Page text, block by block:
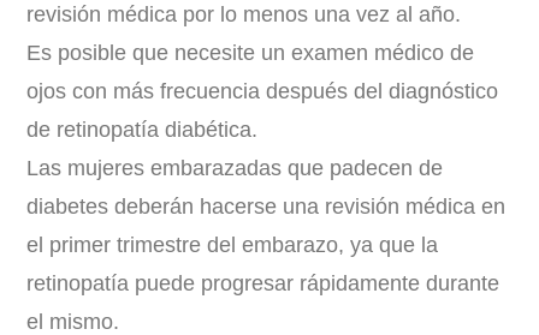
revisión médica por lo menos una vez al año.
Es posible que necesite un examen médico de
ojos con más frecuencia después del diagnóstico
de retinopatía diabética.
Las mujeres embarazadas que padecen de
diabetes deberán hacerse una revisión médica en
el primer trimestre del embarazo, ya que la
retinopatía puede progresar rápidamente durante
el mismo.